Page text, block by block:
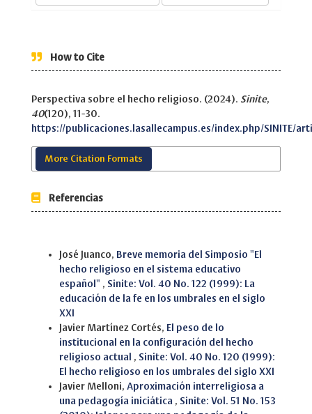
How to Cite
Perspectiva sobre el hecho religioso. (2024). Sinite,
40(120), 11-30.
https://publicaciones.lasallecampus.es/index.php/SINITE/
More Citation Formats
Referencias
José Juanco, Breve memoria del Simposio "El
hecho religioso en el sistema educativo
español" , Sinite: Vol. 40 No. 122 (1999): La
educación de la fe en los umbrales en el siglo
XXI
Javier Martínez Cortés, El peso de lo
institucional en la configuración del hecho
religioso actual , Sinite: Vol. 40 No. 120 (1999):
El hecho religioso en los umbrales del siglo XXI
Javier Melloni, Aproximación interreligiosa a
una pedagogía iniciática , Sinite: Vol. 51 No. 153